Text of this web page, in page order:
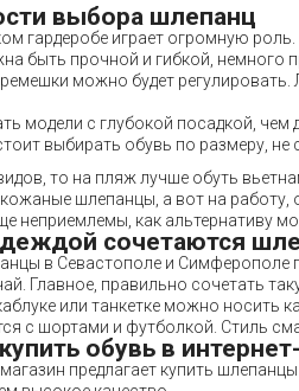
выбора шлепанц
гардеробе играет огромную
быть прочной и гибкой, немного
можно будет регулировать.
модели с глубокой посадкой, чем
выбирать обувь по размеру,
то на пляж лучше обуть
кожаные шлепанцы, а вот на
неприемлемы, как альтернативу
сочетаются
в Севастополе и Симферополе
Главное, правильно сочетать
или танкетке можно носить
с шортами и футболкой. Стиль
обувь в
предлагает купить